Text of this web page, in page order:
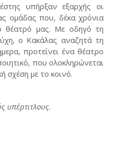
υπήρξαν εξαρχής οι
ομάδας που, δέκα χρόνια
θέατρό μας. Με οδηγό τη
ο Κακάλας αναζητά τη
προτείνει ένα θέατρο
που ολοκληρώνεται
σχέση με το κοινό.
υπέρτιτλους.